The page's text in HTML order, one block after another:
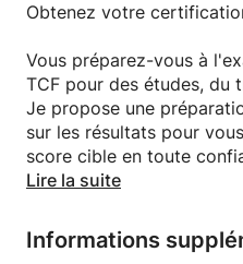
Obtenez votre
Vous préparez-vous à
TCF pour des études, du
Je propose une
sur les résultats pour
score cible en toute
✔ Préparation aux
(tous formats)
Lire la suite
Informations